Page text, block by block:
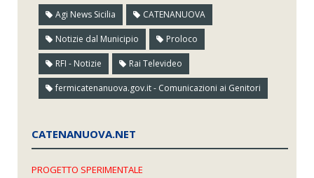
Agi News Sicilia CATENANUOVA
Notizie dal Municipio Proloco
RFI - Notizie Rai Televideo
fermicatenanuova.gov.it - Comunicazioni ai Genitori
CATENANUOVA.NET
PROGETTO SPERIMENTALE